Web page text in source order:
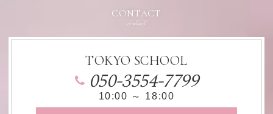
CONTACT
contact
TOKYO SCHOOL
050-3554-7799
10:00 ～ 18:00